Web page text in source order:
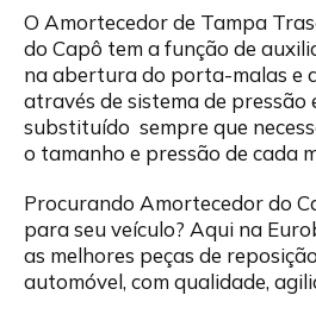
O Amortecedor de Tampa
do Capô tem a função de
na abertura do porta-malas e
através de sistema de pressão
substituído sempre que
o tamanho e pressão de cada
Procurando Amortecedor do
para seu veículo? Aqui na
as melhores peças de
automóvel, com qualidade,